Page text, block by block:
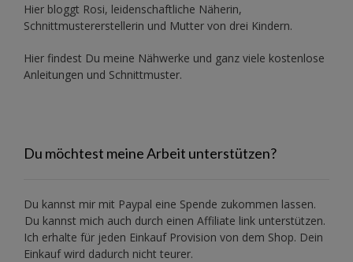
Hier bloggt Rosi, leidenschaftliche Näherin,
Schnittmustererstellerin und Mutter von drei Kindern.
Hier findest Du meine Nähwerke und ganz viele kostenlose
Anleitungen und Schnittmuster.
Du möchtest meine Arbeit unterstützen?
Du kannst mir mit Paypal eine Spende zukommen lassen.
Du kannst mich auch durch einen Affiliate link unterstützen.
Ich erhalte für jeden Einkauf Provision von dem Shop. Dein
Einkauf wird dadurch nicht teurer.